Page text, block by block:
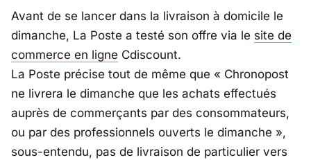
Avant de se lancer dans la livraison à domicile le
dimanche, La Poste a testé son offre via le site de
commerce en ligne Cdiscount.
La Poste précise tout de même que « Chronopost
ne livrera le dimanche que les achats effectués
auprès de commerçants par des consommateurs,
ou par des professionnels ouverts le dimanche »,
sous-entendu, pas de livraison de particulier vers